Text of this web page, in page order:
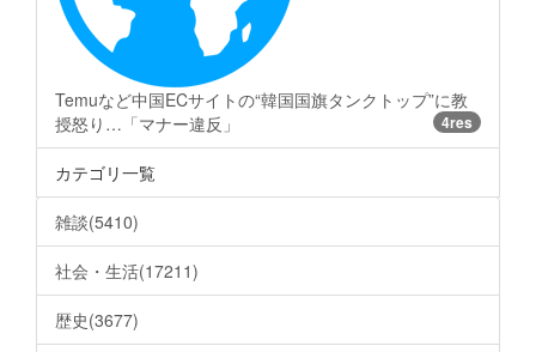
Temuなど中国ECサイトの“韓国国旗タンクトップ”に教
授怒り…「マナー違反」
4res
カテゴリ一覧
雑談(5410)
社会・生活(17211)
歴史(3677)